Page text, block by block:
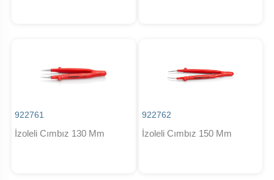
922761
İzoleli Cımbız 130 Mm
922762
İzoleli Cımbız 150 Mm